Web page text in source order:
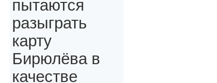
пытаются
разыграть
карту
Бирюлёва в
качестве